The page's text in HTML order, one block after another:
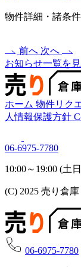
物件詳細・諸条
前へ 次へ
お知らせ一覧を
ホーム 物件リク
人情報保護方針
06-6975-7780
10:00～19:00 (土
(C) 2025 売り倉
06-6975-7780